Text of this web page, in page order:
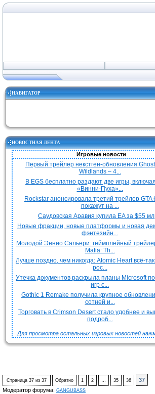
НАВИГАТОР
НОВОСТНАЯ ЛЕНТА
Игровые новости
Первый трейлер некстген-обновления
Wildlands – 4...
В EGS бесплатно раздают две игры,
«Винни-Пуха»...
Rockstar анонсировала третий трейлер GTA
покажут на ...
Саудовская Аравия купила EA за $55
Новые фракции, новые платформы и новая
фэнтезийн...
Молодой Эннио Сальери: геймплейный
Mafia: Th...
Лучше поздно, чем никогда: Atomic Heart всё-
рос...
Утечка документов раскрыла планы Microsoft
игр с...
Gothic 1 Remake получила крупное
сотней и...
Торговать в Crimson Desert стало удобнее и
подроб...
Для просмотра остальных игровых новостей
Страница 37 из 37 Обратно 1 2 … 35 36
37
Модератор форума: GANGUBASS